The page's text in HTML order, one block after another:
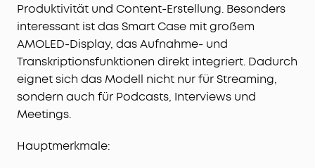
Produktivität und Content-Erstellung. Besonders
interessant ist das Smart Case mit großem
AMOLED-Display, das Aufnahme- und
Transkriptionsfunktionen direkt integriert. Dadurch
eignet sich das Modell nicht nur für Streaming,
sondern auch für Podcasts, Interviews und
Meetings.
Hauptmerkmale: